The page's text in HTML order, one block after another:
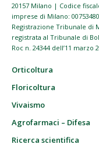
20157 Milano | Codice
imprese di Milano:
Registrazione Tribunale di
registrata al Tribunale di
Roc n. 24344 dell’11 marzo
Orticoltura
Floricoltura
Vivaismo
Agrofarmaci – Difesa
Ricerca scientifica